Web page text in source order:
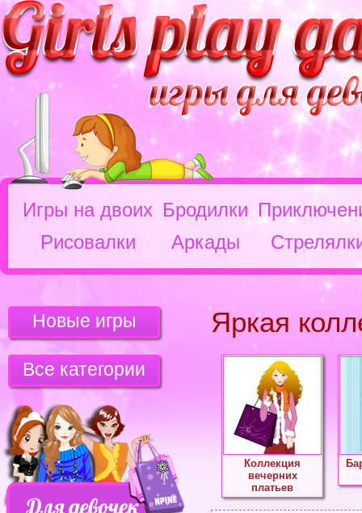
Игры на двоих Бродилки
Рисовалки
Аркады
Яркая
Коллекция
вечерних
платьев
Новые игры
Все категории